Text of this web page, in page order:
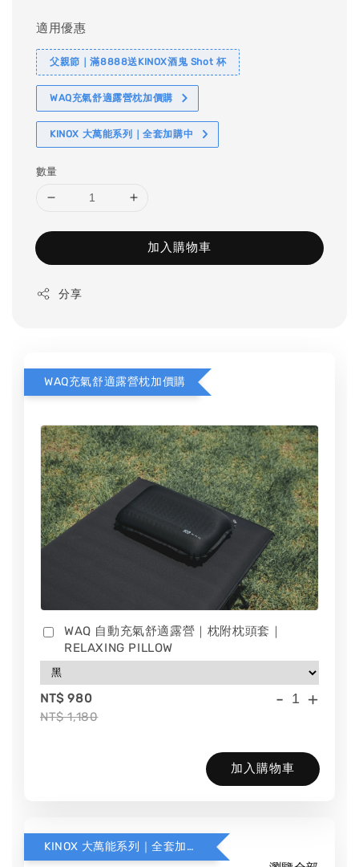
適用優惠
父親節｜滿8888送KINOX酒鬼 Shot 杯
WAQ充氣舒適露營枕加價購
KINOX 大萬能系列｜全套加購中
數量
加入購物車
分享
WAQ充氣舒適露營枕加價購
WAQ 自動充氣舒適露營｜枕附枕頭套｜
RELAXING PILLOW
NT$ 980
NT$ 1,180
- +
加入購物車
KINOX 大萬能系列｜全套加購中